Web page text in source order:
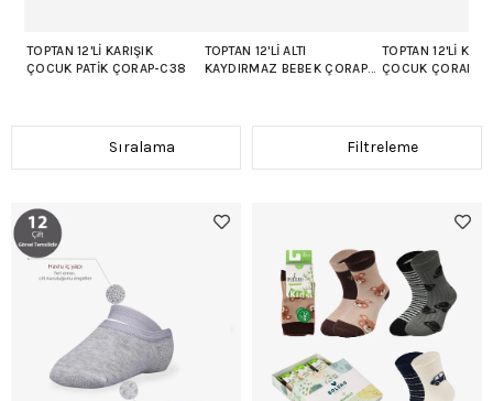
TOPTAN 12'LI KARIŞIK
ÇOCUK PATIK ÇORAP-C38
TOPTAN 12'LI ALTI
KAYDIRMAZ BEBEK ÇORAP-
TOPTAN 12'LI
ÇOCUK ÇORABI-
Filtreleme
Sıralama